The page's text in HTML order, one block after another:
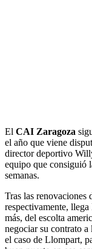
El CAI Zaragoza
el año que viene
director deportivo
equipo que consiguió
semanas.
Tras las renovaciones
respectivamente,
más, del escolta
negociar su contrato a
el caso de Llompart,